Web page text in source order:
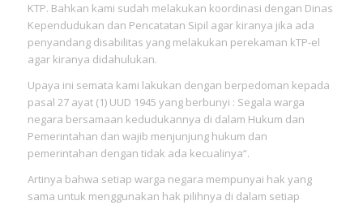
KTP. Bahkan kami sudah melakukan koordinasi dengan Dinas
Kependudukan dan Pencatatan Sipil agar kiranya jika ada
penyandang disabilitas yang melakukan perekaman kTP-el
agar kiranya didahulukan.
Upaya ini semata kami lakukan dengan berpedoman kepada
pasal 27 ayat (1) UUD 1945 yang berbunyi : Segala warga
negara bersamaan kedudukannya di dalam Hukum dan
Pemerintahan dan wajib menjunjung hukum dan
pemerintahan dengan tidak ada kecualinya“.
Artinya bahwa setiap warga negara mempunyai hak yang
sama untuk menggunakan hak pilihnya di dalam setiap